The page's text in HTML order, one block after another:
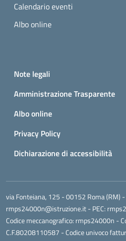
Calendario eventi
Albo online
Small prints
Note legali
Amministrazione Trasparente
Albo online
Privacy Policy
Dichiarazione di accessibilità
via Fonteiana, 125 - 00152 Roma (RM) -
rmps24000n@istruzione.it- PEC:
Codice meccanografico: rmps24000n -
C.F.80208110587 - Codice univoco